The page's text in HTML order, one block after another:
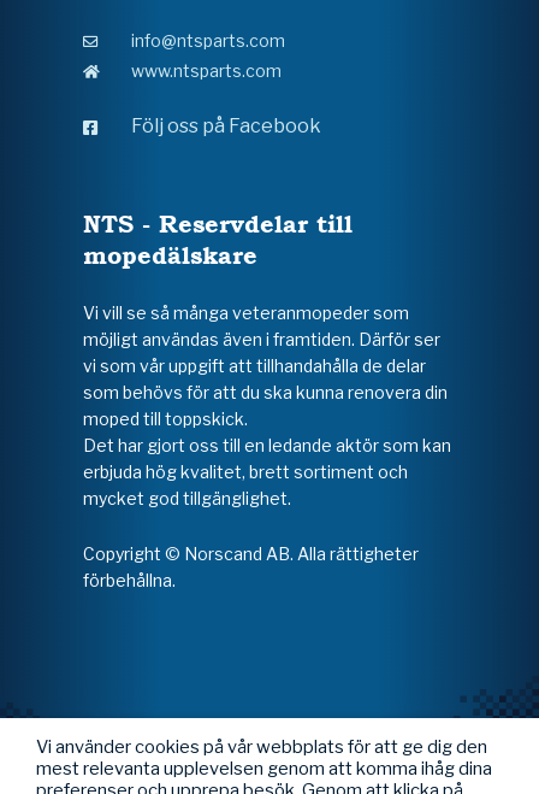
info@ntsparts.com
www.ntsparts.com
Följ oss på Facebook
NTS - Reservdelar till
mopedälskare
Vi vill se så många veteranmopeder som
möjligt användas även i framtiden. Därför ser
vi som vår uppgift att tillhandahålla de delar
som behövs för att du ska kunna renovera din
moped till toppskick.
Det har gjort oss till en ledande aktör som kan
erbjuda hög kvalitet, brett sortiment och
mycket god tillgänglighet.
Copyright © Norscand AB. Alla rättigheter
förbehållna.
Vi använder cookies på vår webbplats för att ge dig den
mest relevanta upplevelsen genom att komma ihåg dina